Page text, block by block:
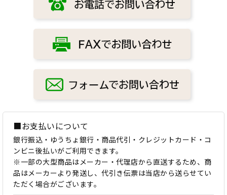
■お支払いについて
銀行振込・ゆうちょ銀行・商品代引・クレジットカード・コ
ンビニ後払いがご利用できます。
※一部の大型商品はメーカー・代理店から直送するため、商
品はメーカーより発送し、代引き伝票は当店から送らせてい
ただく場合がございます。